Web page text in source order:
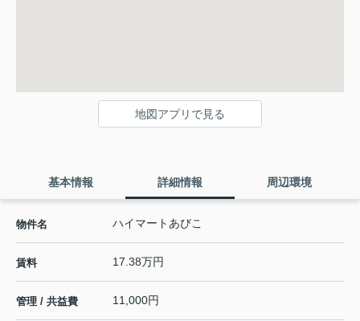
地図アプリで見る
基本情報 詳細情報 周辺環境
物件名 ハイマートあびこ
賃料 17.38万円
管理 / 共益費 11,000円